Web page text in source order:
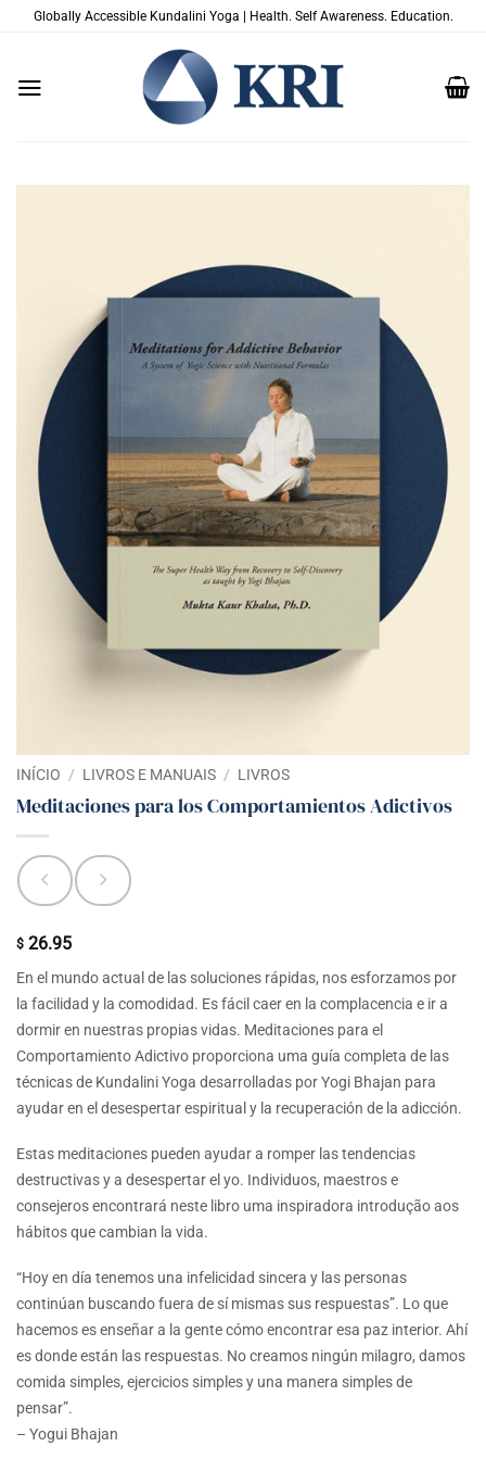
Globally Accessible Kundalini Yoga | Health. Self Awareness. Education.
INÍCIO / LIVROS E MANUAIS / LIVROS
Meditaciones para los Comportamientos Adictivos
$ 26.95
En el mundo actual de las soluciones rápidas, nos esforzamos por
la facilidad y la comodidad. Es fácil caer en la complacencia e ir a
dormir en nuestras propias vidas. Meditaciones para el
Comportamiento Adictivo proporciona uma guía completa de las
técnicas de Kundalini Yoga desarrolladas por Yogi Bhajan para
ayudar en el desespertar espiritual y la recuperación de la adicción.
Estas meditaciones pueden ayudar a romper las tendencias
destructivas y a desespertar el yo. Individuos, maestros e
consejeros encontrará neste libro uma inspiradora introdução aos
hábitos que cambian la vida.
“Hoy en día tenemos una infelicidad sincera y las personas
continúan buscando fuera de sí mismas sus respuestas”. Lo que
hacemos es enseñar a la gente cómo encontrar esa paz interior. Ahí
es donde están las respuestas. No creamos ningún milagro, damos
comida simples, ejercicios simples y una manera simples de
pensar”.
– Yogui Bhajan